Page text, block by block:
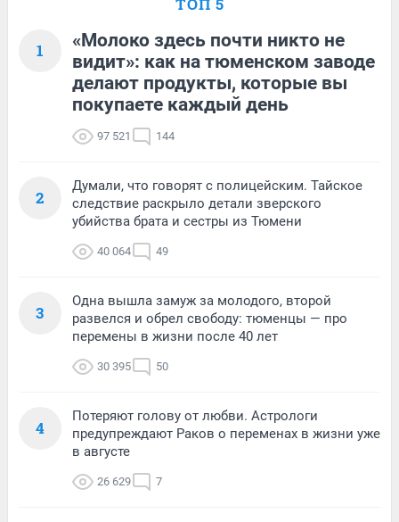
ТОП 5
1
«Молоко здесь почти никто не
видит»: как на тюменском заводе
делают продукты, которые вы
покупаете каждый день
97 521 144
2
Думали, что говорят с полицейским. Тайское
следствие раскрыло детали зверского
убийства брата и сестры из Тюмени
40 064 49
3
Одна вышла замуж за молодого, второй
развелся и обрел свободу: тюменцы — про
перемены в жизни после 40 лет
30 395 50
4
Потеряют голову от любви. Астрологи
предупреждают Раков о переменах в жизни уже
в августе
26 629 7